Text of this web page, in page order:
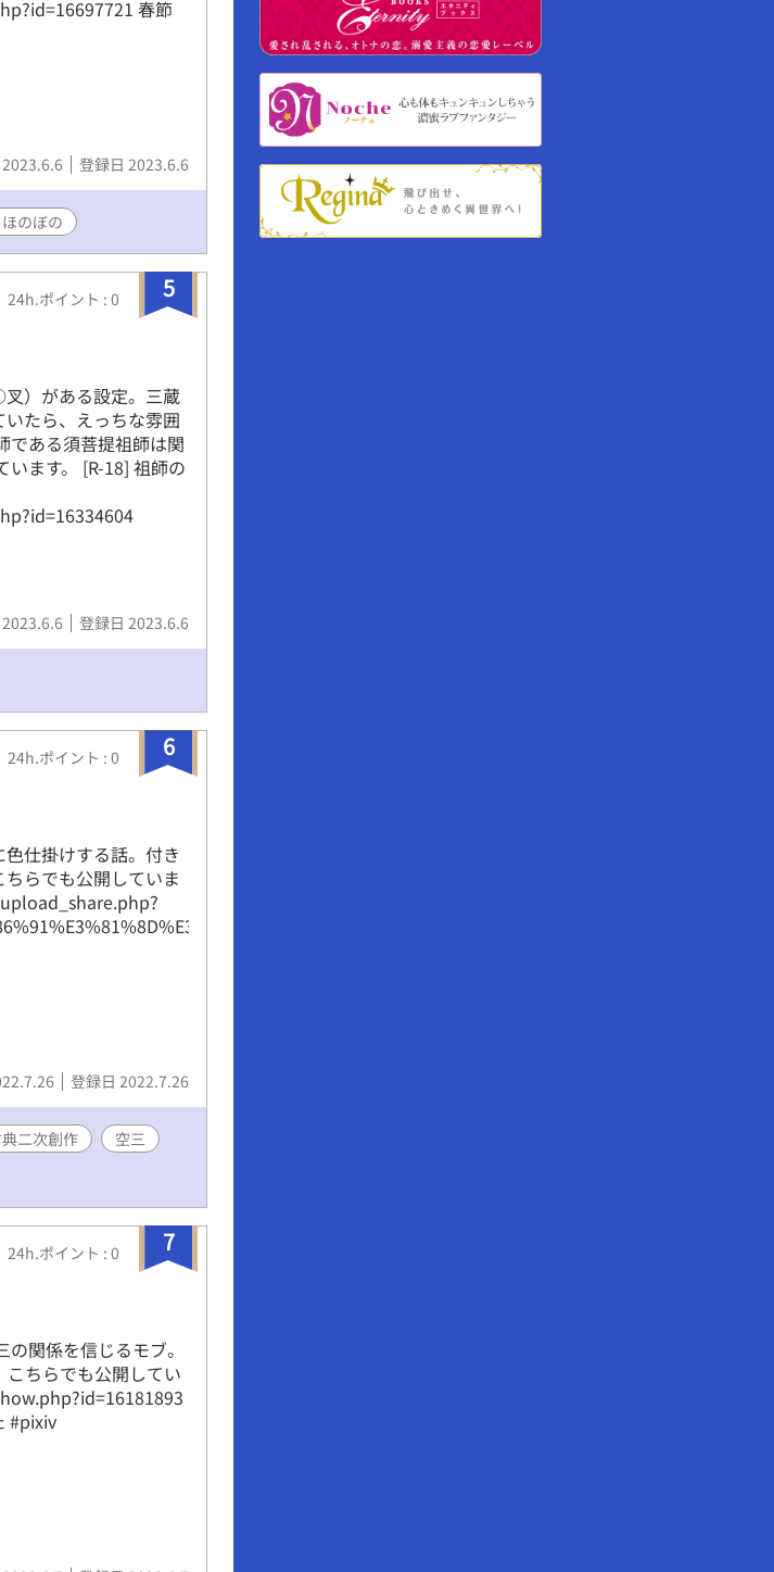
春節
登録日 2023.6.6
ほのぼの
5
24h.ポイント : 0
）がある設定。三蔵
たら、えっちな雰囲
ある須菩提祖師は関
ます。 [R-18] 祖師の
登録日 2023.6.6
6
24h.ポイント : 0
仕掛けする話。付き
らでも公開していま
登録日 2022.7.26
二次創作
空三
7
24h.ポイント : 0
関係を信じるモブ。
ちらでも公開してい
#pixiv